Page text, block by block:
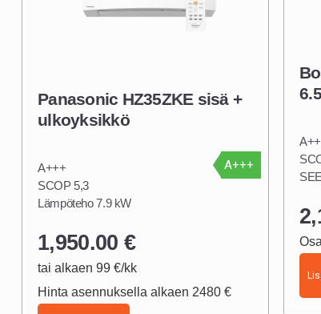
Panasonic HZ35ZKE sisä +
ulkoyksikkö
A+++
SCOP 5,3
Lämpöteho7.9 kW
A+++
1,950.00 €
tai alkaen 99 €/kk
Hinta asennuksella alkaen 2480 €
A++